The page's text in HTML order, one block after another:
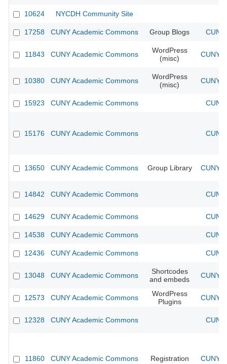
10624 NYCDH Community Site
17258 CUNY Academic Commons Group Blogs
11843 CUNY Academic Commons
WordPress
(misc)
CUNY
10380 CUNY Academic Commons
WordPress
(misc)
CUNY
15923 CUNY Academic Commons
15176 CUNY Academic Commons
13650 CUNY Academic Commons Group Library CUNY
14842 CUNY Academic Commons
14629 CUNY Academic Commons
14538 CUNY Academic Commons
12436 CUNY Academic Commons
13048 CUNY Academic Commons
Shortcodes
and embeds
CUNY
12573 CUNY Academic Commons
WordPress
Plugins
CUNY
12328 CUNY Academic Commons
11860 CUNY Academic Commons Registration CUNY